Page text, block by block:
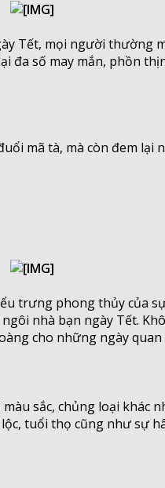
Tết, mọi người thường
số may mắn, phồn
mã tà, mà còn đem
trưng phong thủy của
nhà bạn ngày Tết.
cho những ngày
sắc, chủng loại khác
tuổi thọ cũng như sự